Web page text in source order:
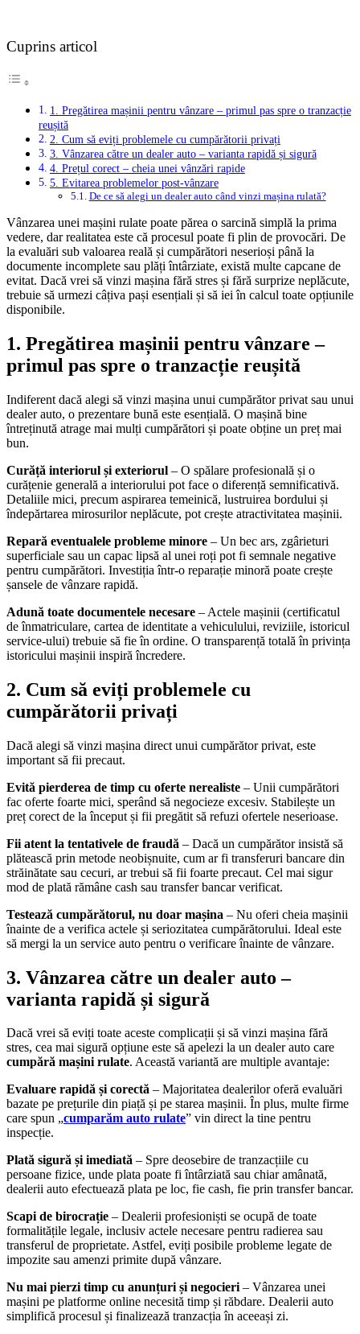
Cuprins articol
1. Pregătirea mașinii pentru vânzare – primul pas spre o tranzacție
reușită
2. Cum să eviți problemele cu cumpărătorii privați
3. Vânzarea către un dealer auto – varianta rapidă și sigură
4. Prețul corect – cheia unei vânzări rapide
5. Evitarea problemelor post-vânzare
De ce să alegi un dealer auto când vinzi mașina rulată?
Vânzarea unei mașini rulate poate părea o sarcină simplă la prima
vedere, dar realitatea este că procesul poate fi plin de provocări. De
la evaluări sub valoarea reală și cumpărători neserioși până la
documente incomplete sau plăți întârziate, există multe capcane de
evitat. Dacă vrei să vinzi mașina fără stres și fără surprize neplăcute,
trebuie să urmezi câțiva pași esențiali și să iei în calcul toate opțiunile
disponibile.
1. Pregătirea mașinii pentru vânzare –
primul pas spre o tranzacție reușită
Indiferent dacă alegi să vinzi mașina unui cumpărător privat sau unui
dealer auto, o prezentare bună este esențială. O mașină bine
întreținută atrage mai mulți cumpărători și poate obține un preț mai
bun.
Curăță interiorul și exteriorul – O spălare profesională și o
curățenie generală a interiorului pot face o diferență semnificativă.
Detaliile mici, precum aspirarea temeinică, lustruirea bordului și
îndepărtarea mirosurilor neplăcute, pot crește atractivitatea mașinii.
Repară eventualele probleme minore – Un bec ars, zgârieturi
superficiale sau un capac lipsă al unei roți pot fi semnale negative
pentru cumpărători. Investiția într-o reparație minoră poate crește
șansele de vânzare rapidă.
Adună toate documentele necesare – Actele mașinii (certificatul
de înmatriculare, cartea de identitate a vehiculului, reviziile, istoricul
service-ului) trebuie să fie în ordine. O transparență totală în privința
istoricului mașinii inspiră încredere.
2. Cum să eviți problemele cu
cumpărătorii privați
Dacă alegi să vinzi mașina direct unui cumpărător privat, este
important să fii precaut.
Evită pierderea de timp cu oferte nerealiste – Unii cumpărători
fac oferte foarte mici, sperând să negocieze excesiv. Stabilește un
preț corect de la început și fii pregătit să refuzi ofertele neserioase.
Fii atent la tentativele de fraudă – Dacă un cumpărător insistă să
plătească prin metode neobișnuite, cum ar fi transferuri bancare din
străinătate sau cecuri, ar trebui să fii foarte precaut. Cel mai sigur
mod de plată rămâne cash sau transfer bancar verificat.
Testează cumpărătorul, nu doar mașina – Nu oferi cheia mașinii
înainte de a verifica actele și seriozitatea cumpărătorului. Ideal este
să mergi la un service auto pentru o verificare înainte de vânzare.
3. Vânzarea către un dealer auto –
varianta rapidă și sigură
Dacă vrei să eviți toate aceste complicații și să vinzi mașina fără
stres, cea mai sigură opțiune este să apelezi la un dealer auto care
cumpără mașini rulate. Această variantă are multiple avantaje:
Evaluare rapidă și corectă – Majoritatea dealerilor oferă evaluări
bazate pe prețurile din piață și pe starea mașinii. În plus, multe firme
care spun „cumparăm auto rulate” vin direct la tine pentru
inspecție.
Plată sigură și imediată – Spre deosebire de tranzacțiile cu
persoane fizice, unde plata poate fi întârziată sau chiar amânată,
dealerii auto efectuează plata pe loc, fie cash, fie prin transfer bancar.
Scapi de birocrație – Dealerii profesioniști se ocupă de toate
formalitățile legale, inclusiv actele necesare pentru radierea sau
transferul de proprietate. Astfel, eviți posibile probleme legate de
impozite sau amenzi primite după vânzare.
Nu mai pierzi timp cu anunțuri și negocieri– Vânzarea unei
mașini pe platforme online necesită timp și răbdare. Dealerii auto
simplifică procesul și finalizează tranzacția în aceeași zi.